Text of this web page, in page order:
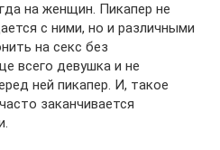
на женщин. Пикапер не
с ними, но и различными
на секс без
всего девушка и не
ней пикапер. И, такое
заканчивается